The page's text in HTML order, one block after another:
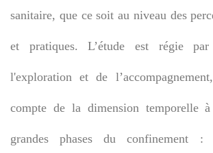
sanitaire, que ce soit au niveau des
et pratiques. L’étude est régie
l'exploration et de
compte de la dimension temporelle
grandes phases du confinement